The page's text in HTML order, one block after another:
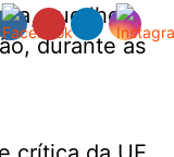
que lhe
durante as